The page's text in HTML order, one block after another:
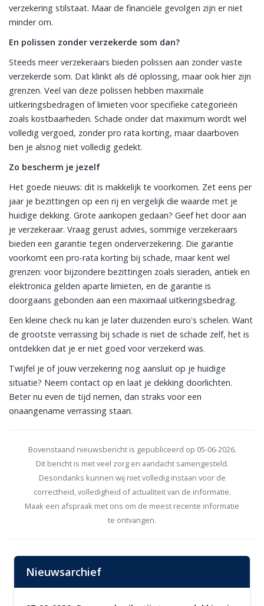
verzekering stilstaat. Maar de financiële gevolgen zijn er niet
minder om.
En polissen zonder verzekerde som dan?
Steeds meer verzekeraars bieden polissen aan zonder vaste
verzekerde som. Dat klinkt als dé oplossing, maar ook hier zijn
grenzen. Veel van deze polissen hebben maximale
uitkeringsbedragen of limieten voor specifieke categorieën
zoals kostbaarheden. Schade onder dat maximum wordt wel
volledig vergoed, zonder pro rata korting, maar daarboven
ben je alsnog niet volledig gedekt.
Zo bescherm je jezelf
Het goede nieuws: dit is makkelijk te voorkomen. Zet eens per
jaar je bezittingen op een rij en vergelijk die waarde met je
huidige dekking. Grote aankopen gedaan? Geef het door aan
je verzekeraar. Vraag gerust advies, sommige verzekeraars
bieden een garantie tegen onderverzekering. Die garantie
voorkomt een pro-rata korting bij schade, maar kent wel
grenzen: voor bijzondere bezittingen zoals sieraden, antiek en
elektronica gelden aparte limieten, en de garantie is
doorgaans gebonden aan een maximaal uitkeringsbedrag.
Een kleine check nu kan je later duizenden euro's schelen. Want
de grootste verrassing bij schade is niet de schade zelf, het is
ontdekken dat je er niet goed voor verzekerd was.
Twijfel je of jouw verzekering nog aansluit op je huidige
situatie? Neem contact op en laat je dekking doorlichten.
Beter nu even de tijd nemen, dan straks voor een
onaangename verrassing staan.
Bovenstaand nieuwsbericht is gepubliceerd op 05-06-2026.
Dit bericht is met veel zorg en aandacht samengesteld.
Desondanks kunnen wij niet volledig instaan voor de
correctheid, volledigheid of actualiteit van de informatie.
Maak een afspraak met ons om de meest recente informatie
te ontvangen.
Nieuwsarchief